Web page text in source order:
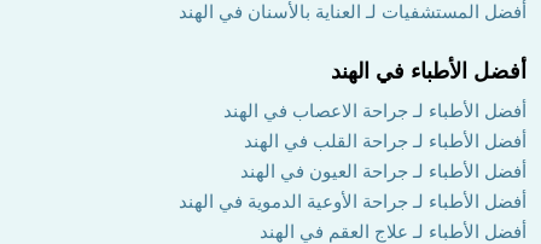
أفضل المستشفيات لـ العناية بالأسنان في الهند
أفضل الأطباء في الهند
أفضل الأطباء لـ جراحة الاعصاب في الهند
أفضل الأطباء لـ جراحة القلب في الهند
أفضل الأطباء لـ جراحة العيون في الهند
أفضل الأطباء لـ جراحة الأوعية الدموية في الهند
أفضل الأطباء لـ علاج العقم في الهند